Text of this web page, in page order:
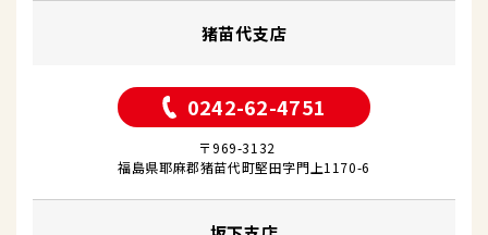
猪苗代支店
0242-62-4751
〒969-3132
福島県耶麻郡猪苗代町堅田字門上1170-6